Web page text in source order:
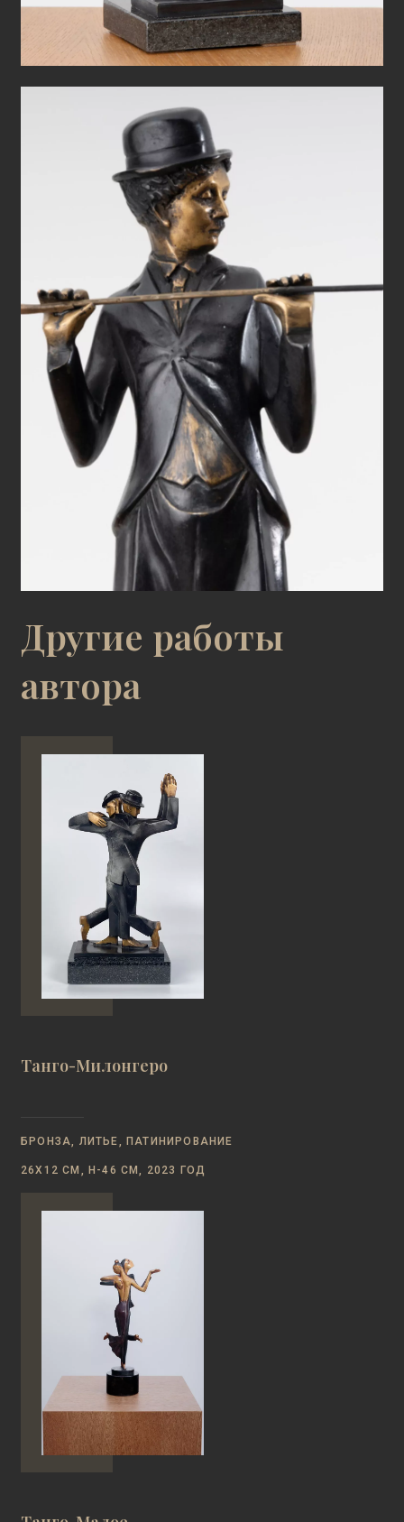
Другие работы
автора
Танго-Милонгеро
БРОНЗА, ЛИТЬЕ, ПАТИНИРОВАНИЕ
26Х12 СМ, Н-46 СМ, 2023 ГОД